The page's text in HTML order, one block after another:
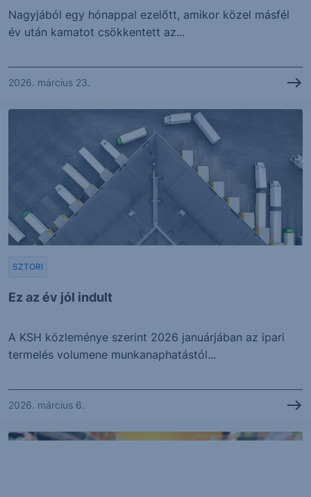
Nagyjából egy hónappal ezelőtt, amikor közel másfél
év után kamatot csökkentett az...
2026. március 23.
Ez az év jól indult
SZTORI
A KSH közleménye szerint 2026 januárjában az ipari
termelés volumene munkanaphatástól...
2026. március 6.